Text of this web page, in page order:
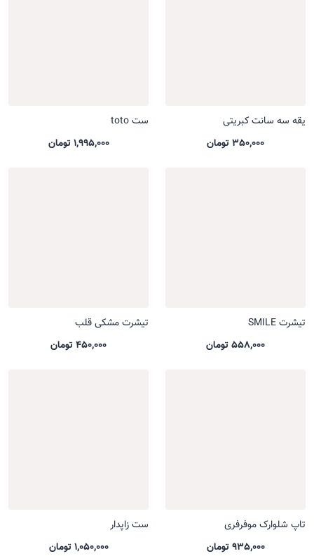
یقه سه سانت کبریتی
350,000 تومان
ست toto
1,995,000 تومان
تیشرت SMILE
558,000 تومان
تیشرت مشکی قلب
450,000 تومان
تاپ شلوارک موفرفری
935,000 تومان
ست زاپدار
1,050,000 تومان